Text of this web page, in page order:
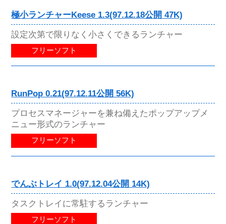
極小ランチャーKeese 1.3(97.12.18公開 47K)
設定次第で限りなく小さくできるランチャー
フリーソフト
RunPop 0.21(97.12.11公開 56K)
プロセスマネージャーを兼ね備えたポップアップメ
ニュー形式のランチャー
フリーソフト
でんぶトレイ 1.0(97.12.04公開 14K)
タスクトレイに常駐するランチャー
フリーソフト